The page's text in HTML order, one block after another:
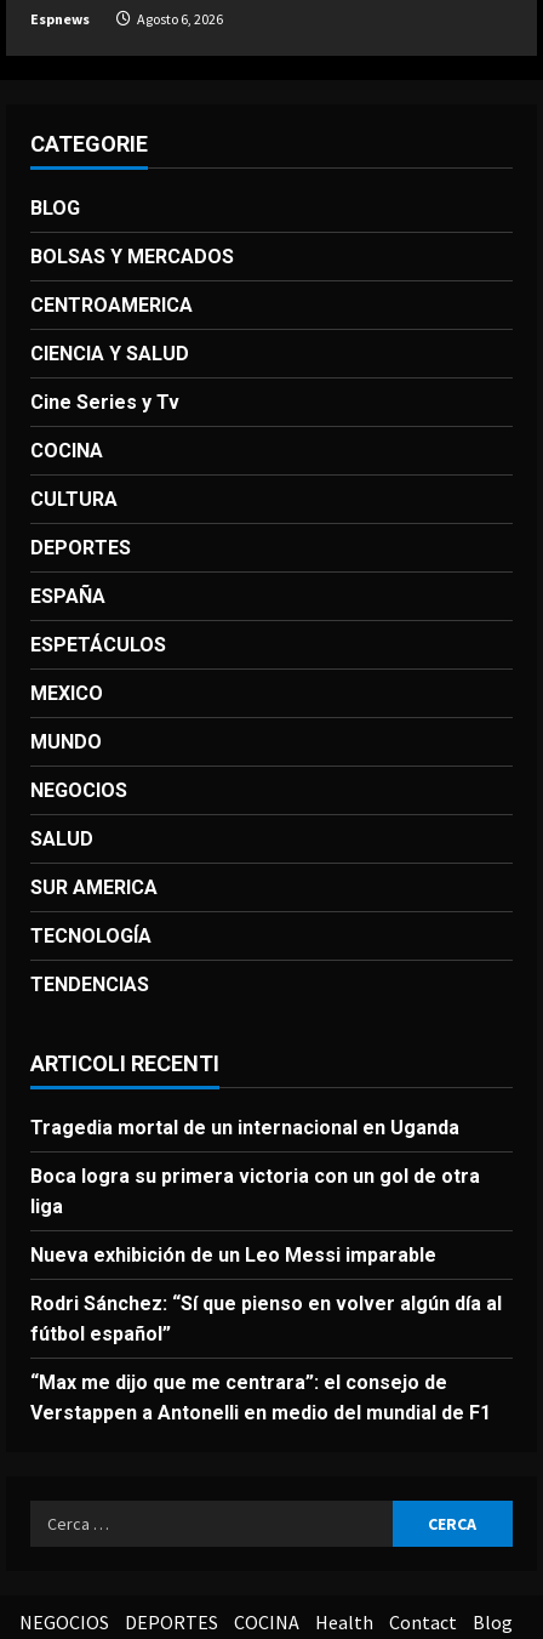
Espnews Agosto 6, 2026
CATEGORIE
BLOG
BOLSAS Y MERCADOS
CENTROAMERICA
CIENCIA Y SALUD
Cine Series y Tv
COCINA
CULTURA
DEPORTES
ESPAÑA
ESPETÁCULOS
MEXICO
MUNDO
NEGOCIOS
SALUD
SUR AMERICA
TECNOLOGÍA
TENDENCIAS
ARTICOLI RECENTI
Tragedia mortal de un internacional en Uganda
Boca logra su primera victoria con un gol de otra
liga
Nueva exhibición de un Leo Messi imparable
Rodri Sánchez: “Sí que pienso en volver algún día al
fútbol español”
“Max me dijo que me centrara”: el consejo de
Verstappen a Antonelli en medio del mundial de F1
Ricerca
per:
NEGOCIOS DEPORTES COCINA Health Contact Blog